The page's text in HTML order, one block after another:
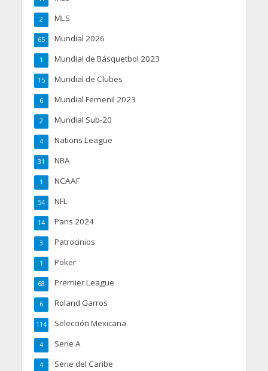
MLS
2
Mundial 2026
65
Mundial de Básquetbol 2023
1
Mundial de Clubes
15
Mundial Femenil 2023
6
Mundial Sub-20
2
Nations League
4
NBA
31
NCAAF
1
NFL
54
Paris 2024
14
Patrocinios
3
Poker
1
Premier League
68
Roland Garros
6
Selección Mexicana
114
Serie A
4
Serie del Caribe
4